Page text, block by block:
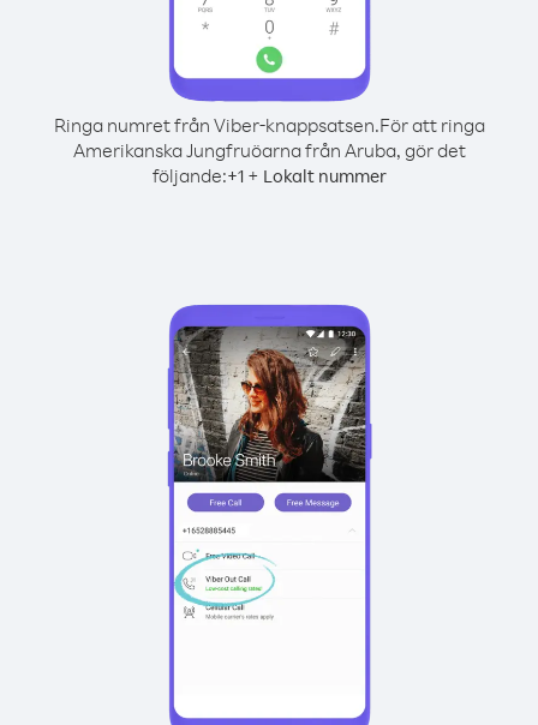
Ringa numret från Viber-knappsatsen.För att ringa
Amerikanska Jungfruöarna från Aruba, gör det
följande:+1+ Lokalt nummer